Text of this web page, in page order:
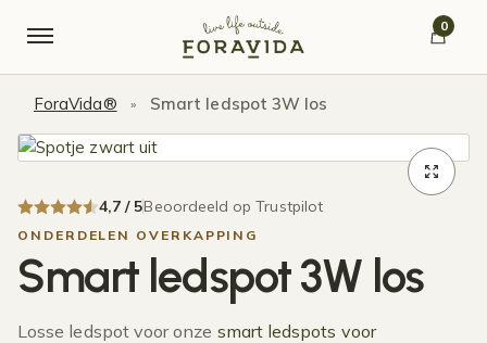
0
ForaVida® » Smart ledspot 3W los
4,7 / 5Beoordeeld op Trustpilot
ONDERDELEN OVERKAPPING
Smart ledspot 3W los
Losse ledspot voor onze smart ledspots voor